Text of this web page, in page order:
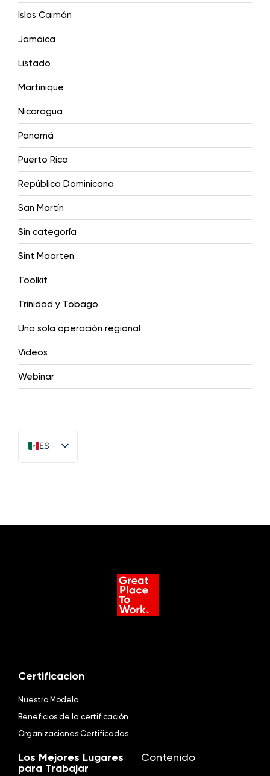
Islas Caimán
Jamaica
Listado
Martinique
Nicaragua
Panamá
Puerto Rico
República Dominicana
San Martín
Sin categoría
Sint Maarten
Toolkit
Trinidad y Tobago
Una sola operación regional
Videos
Webinar
ES
EN
Certificacion
Nuestro Modelo
Beneficios de la certificación
Organizaciones Certificadas
Los Mejores Lugares
para Trabajar
Contenido